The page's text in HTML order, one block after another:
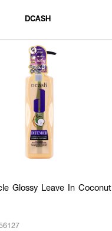
DCASH
Glossy Leave In Coconut